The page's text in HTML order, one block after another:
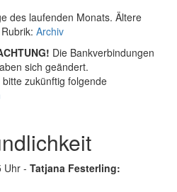
des laufenden Monats. Ältere
Archiv
Die Bankverbindungen
sich geändert.
zukünftig folgende
Uhr - Tatjana Festerling: